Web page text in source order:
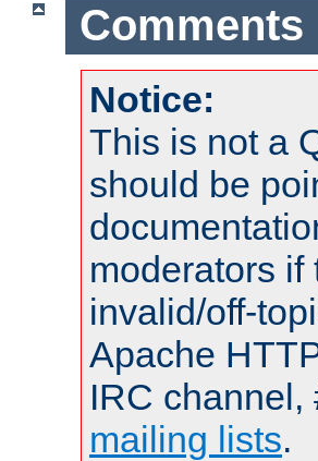
Comments
Notice:
This is not a
should be
moderators
invalid/off-
Apache
IRC channel,
mailing lists.